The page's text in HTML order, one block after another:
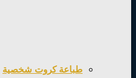
طباعة كروت شخصية